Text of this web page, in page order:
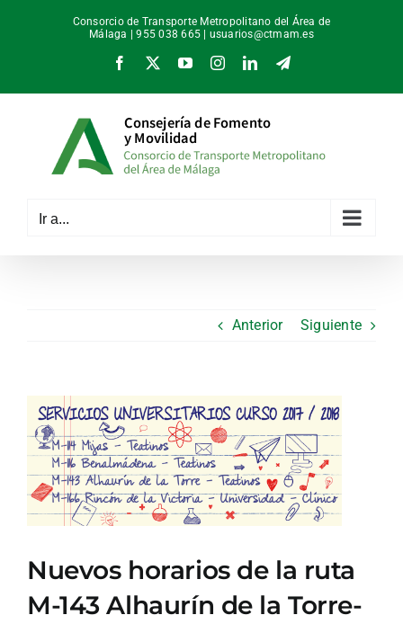
Consorcio de Transporte Metropolitano del Área de
Málaga | 955 038 665 | usuarios@ctmam.es
Facebook
X YouTubeInstagramLinkedInTelegram
Ir a...
Anterior Siguiente
Ver
imagen
más
grande
Nuevos horarios de la ruta
M-143 Alhaurín de la Torre-